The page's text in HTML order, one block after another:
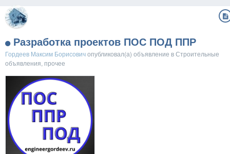
Разработка проектов ПОС ПОД ППР
Гордеев Максим Борисовичопубликовал(а) объявление вСтроительные
объявления, прочее